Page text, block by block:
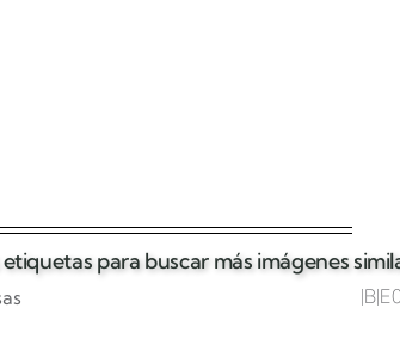
para buscar más imágenes